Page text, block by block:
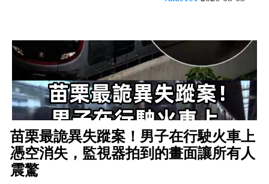
苗栗最詭異失蹤案！男子在行駛火車上
憑空消失，監視器拍到的畫面讓所有人
震驚